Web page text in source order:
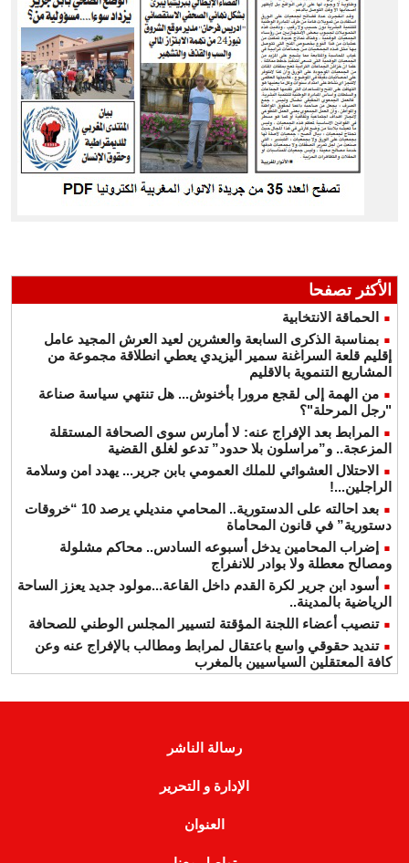
الأكثر تصفحا
الحماقة الانتخابية
بمناسبة الذكرى السابعة والعشرين لعيد العرش المجيد عامل
إقليم قلعة السراغنة سمير اليزيدي يعطي انطلاقة مجموعة من
المشاريع التنموية بالاقليم
من الهمة إلى لقجع مرورا بأخنوش... هل تنتهي سياسة صناعة
"رجل المرحلة"؟
المرابط بعد الإفراج عنه: لا أمارس سوى الصحافة المستقلة
المزعجة.. و”مراسلون بلا حدود” تدعو لغلق القضية
الاحتلال العشوائي للملك العمومي بابن جرير... يهدد امن وسلامة
الراجلين...!
بعد احالته على الدستورية.. المحامي منديلي يرصد 10 “خروقات
دستورية” في قانون المحاماة
إضراب المحامين يدخل أسبوعه السادس.. محاكم مشلولة
ومصالح معطلة ولا بوادر للانفراج
أسود ابن جرير لكرة القدم داخل القاعة...مولود جديد يعزز الساحة
الرياضية بالمدينة..
تنصيب أعضاء اللجنة المؤقتة لتسيير المجلس الوطني للصحافة
تنديد حقوقي واسع باعتقال لمرابط ومطالب بالإفراج عنه وعن
كافة المعتقلين السياسيين بالمغرب
رسالة الناشر
الإدارة و التحرير
العنوان